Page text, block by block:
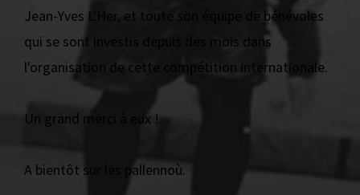
Jean-Yves L'Her, et toute son équipe de bénévoles
qui se sont investis depuis des mois dans
l'organisation de cette compétition internationale.
Un grand merci à eux !
A bientôt sur les pallennoù.